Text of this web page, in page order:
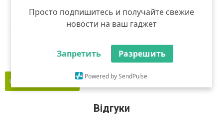
Просто подпишитесь и получайте свежие
новости на ваш гаджет
Запретить Разрешить
Powered by SendPulse
щоб оцінити і порекомендувати
Це моє підприємство
Відгуки